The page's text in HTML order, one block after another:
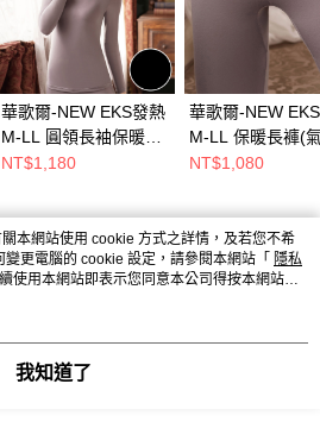
華歌爾-NEW EKS發熱
M-LL 圓領長袖保暖衣
(黑)保暖舒適居家-日本
LT299417BL
NT$1,180
華歌爾-NEW
M-LL 保暖長褲(
紫)保暖舒適居家
LB299317OU
NT$1,080
本網站使用 cookie 方式之詳情，及若您不希
更電腦的 cookie 設定，請參閱本網站「 隱私
使用本網站即表示您同意本公司得按本網站使
。
我知道了